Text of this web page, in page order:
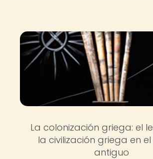
La colonización griega: el
la civilización griega en
antiguo